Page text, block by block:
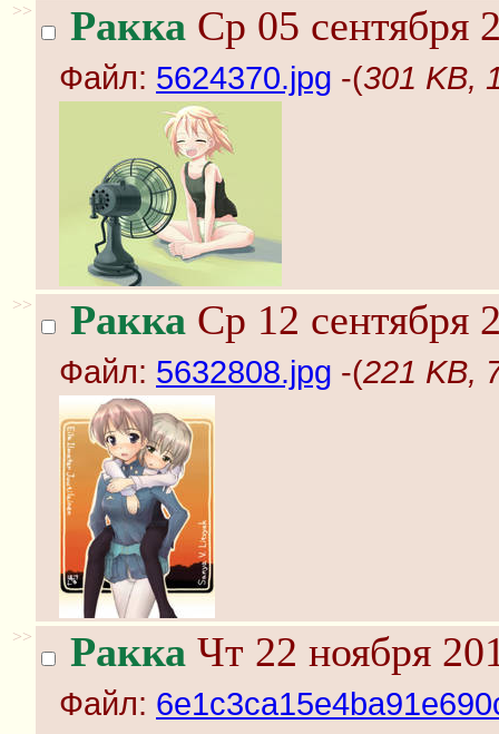
>> Ракка Ср 05 сентября
Файл: 5624370.jpg -(301 KB,
>> Ракка Ср 12 сентября
Файл: 5632808.jpg -(221 KB,
>> Ракка Чт 22 ноября
Файл: